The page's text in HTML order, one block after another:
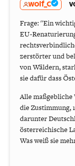
wolf_C
Frage: ''Ein
EU-
zerstörter und
von Wäldern,
sie dafür dass
Alle
die Zustimmung,
darunter
österreichische
Was weiß sie